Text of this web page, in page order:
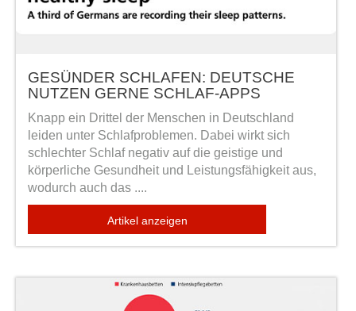
GESÜNDER SCHLAFEN: DEUTSCHE
NUTZEN GERNE SCHLAF-APPS
Knapp ein Drittel der Menschen in Deutschland
leiden unter Schlafproblemen. Dabei wirkt sich
schlechter Schlaf negativ auf die geistige und
körperliche Gesundheit und Leistungsfähigkeit aus,
wodurch auch das ....
Artikel anzeigen